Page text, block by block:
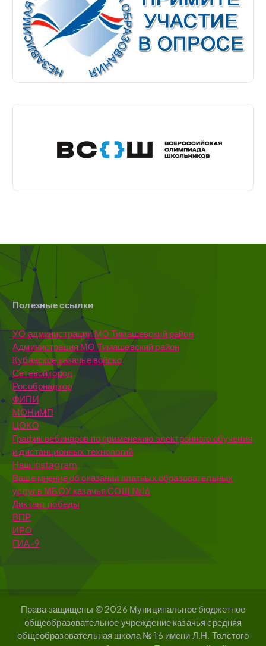
Полезные ссылки
УО администрации МО Тимашевский район
Администрация МО Тимашевский район
Кубанское казачье войско
Сетевой город
Рособрнадзор
ФИПИ
МОНиМП
ЦОКО
График вебинаров по применению электронного обучения
и дистанционных технологий
Наш instagram
Ваше мнение об оказании платных образовательных
услуг в МБОУ казачья СОШ №16
Диктант победы
ВПР
ИРО
ГИА-9
Права защищены © 2026 Муниципальное бюджетное
общеобразовательное учреждение казачья средняя
общеобразовательная школа № 16 имени Л.Н. Толстого